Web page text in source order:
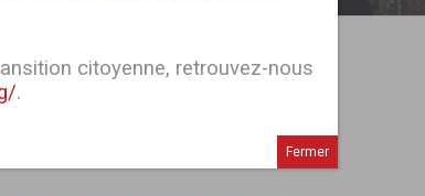
ACTIONS ALTERNATIVES
citoyenne, retrouvez-nous
.
Fermer